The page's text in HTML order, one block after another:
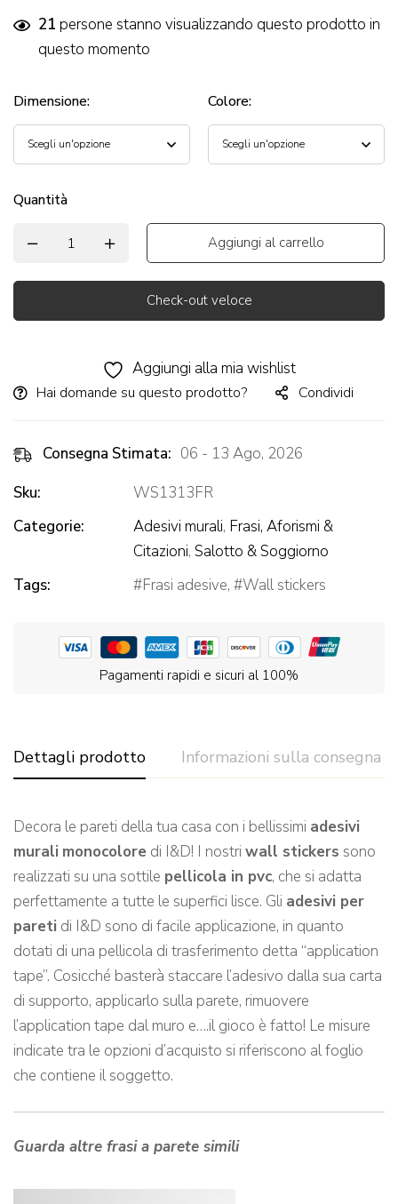
21 persone stanno visualizzando questo prodotto in
questo momento
Dimensione: Colore:
Quantità
Aggiungi al carrello
Check-out veloce
Aggiungi alla mia wishlist
Hai domande su questo prodotto? Condividi
Consegna Stimata: 06 - 13 Ago, 2026
Sku:
WS1313FR
Categorie:
Adesivi murali, Frasi, Aforismi &
Citazioni, Salotto & Soggiorno
Tags:
Frasi adesive, Wall stickers
Pagamenti rapidi e sicuri al 100%
Dettagli prodotto Informazioni sulla consegna
Decora le pareti della tua casa con i bellissimi adesivi
murali monocolore di I&D! I nostri wall stickers sono
realizzati su una sottile pellicola in pvc, che si adatta
perfettamente a tutte le superfici lisce. Gli adesivi per
pareti di I&D sono di facile applicazione, in quanto
dotati di una pellicola di trasferimento detta “application
tape”. Cosicché basterà staccare l’adesivo dalla sua carta
di supporto, applicarlo sulla parete, rimuovere
l’application tape dal muro e….il gioco è fatto! Le misure
indicate tra le opzioni d’acquisto si riferiscono al foglio
che contiene il soggetto.
Guarda altre frasi a parete simili